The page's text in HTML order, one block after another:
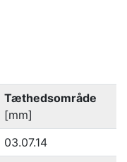
Tæthedsområde
[mm]
03.07.14